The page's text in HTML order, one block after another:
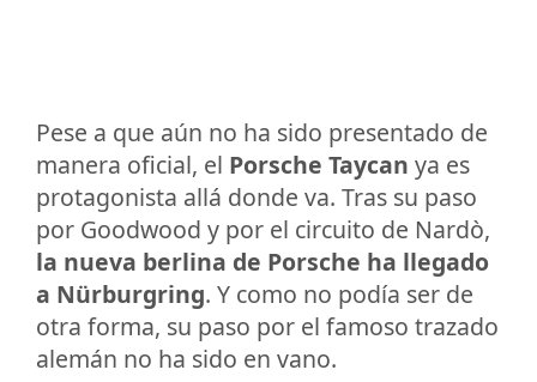
Pese a que aún no ha sido presentado de
manera oficial, el Porsche Taycan ya es
protagonista allá donde va. Tras su paso
por Goodwood y por el circuito de Nardò,
la nueva berlina de Porsche ha llegado
a Nürburgring. Y como no podía ser de
otra forma, su paso por el famoso trazado
alemán no ha sido en vano.